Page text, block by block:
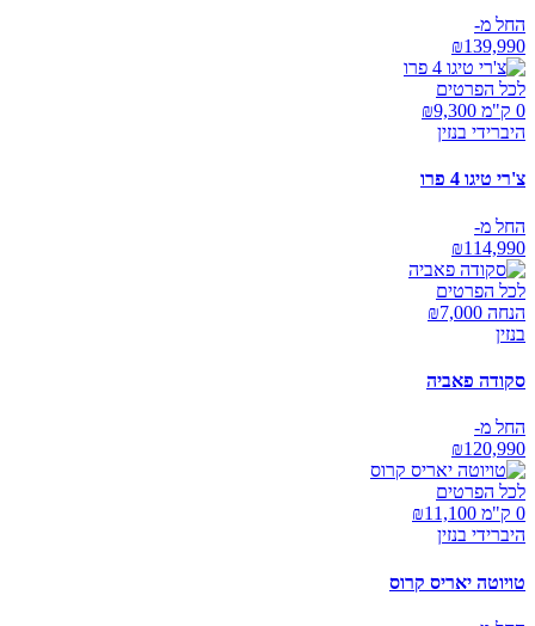
החל מ-
₪139,990
לכל הפרטים
0 ק"מ ₪
9,300
היברידי בנזין
צ'רי טיגו 4 פרו
החל מ-
₪114,990
לכל הפרטים
הנחה ₪ 7,000
בנזין
סקודה פאביה
החל מ-
₪120,990
לכל הפרטים
0 ק"מ ₪
11,100
היברידי בנזין
טויוטה יאריס קרוס